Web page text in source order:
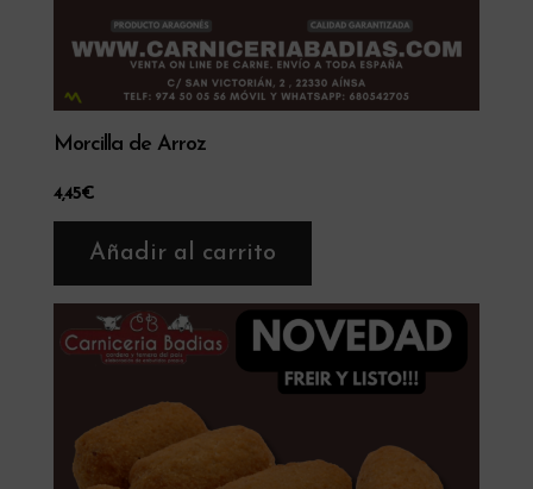
Morcilla de Arroz
4,45€
Añadir al carrito